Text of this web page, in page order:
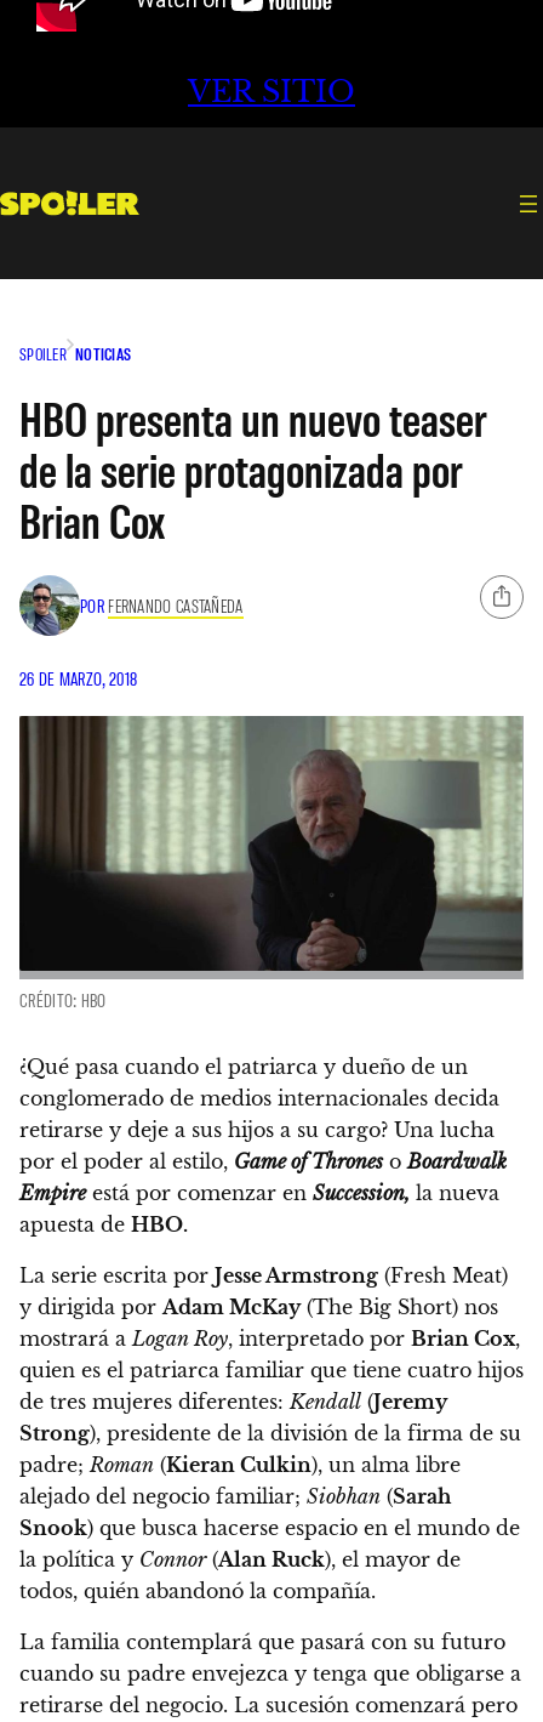
VER SITIO
SPOILER NOTICIAS
HBO presenta un nuevo teaser
de la serie protagonizada por
Brian Cox
POR FERNANDO CASTAÑEDA
26 DE MARZO, 2018
CRÉDITO: HBO
¿Qué pasa cuando el patriarca y dueño de un
conglomerado de medios internacionales decida
retirarse y deje a sus hijos a su cargo? Una lucha
por el poder al estilo, Game of ThronesoBoardwalk
Empireestá por comenzar en Succession, la nueva
apuesta de HBO.
La serie escrita por Jesse Armstrong (Fresh Meat)
y dirigida por Adam McKay(The Big Short) nos
mostrará a Logan Roy, interpretado por Brian Cox,
quien es el patriarca familiar que tiene cuatro hijos
de tres mujeres diferentes: Kendall (Jeremy
Strong), presidente de la división de la firma de su
padre; Roman (Kieran Culkin), un alma libre
alejado del negocio familiar; Siobhan (Sarah
Snook) que busca hacerse espacio en el mundo de
la política y Connor(Alan Ruck), el mayor de
todos, quién abandonó la compañía.
La familia contemplará que pasará con su futuro
cuando su padre envejezca y tenga que obligarse a
retirarse del negocio. La sucesión comenzará pero